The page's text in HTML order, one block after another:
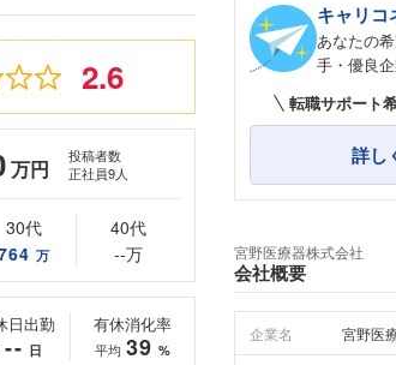
2.6
万円
投稿者数
正社員9人
30代
万
40代
--万
日出勤
-- 日
有休消化率
平均 39 %
キャリコ
あなたの
手・優良
転職サポート
詳し
宮野医療器株式会社
会社概要
企業名 宮野医